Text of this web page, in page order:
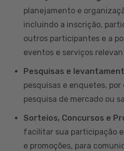
planejamento e
incluindo a inscrição,
outros participantes e a
eventos e serviços
Pesquisas e
pesquisas e enquetes,
pesquisa de mercado ou
Sorteios, Concursos e
facilitar sua participação
e promoções, para